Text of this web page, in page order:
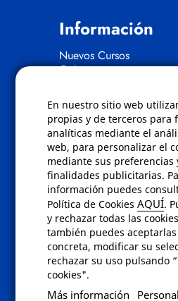
En nuestro sitio web
propias y de terceros para
analíticas mediante el
web, para personalizar el
mediante sus preferencias
finalidades publicitarias.
información puedes
Política de CookiesAQUÍ.
y rechazar todas las
también puedes
concreta, modificar su
rechazar su uso pulsando
cookies".
Más información
Información
Nuevos Cursos
Quienes somos
Políticas
Condiciones de compra
Aviso de privacidad
Cookies
Bajas comunicados
Derecho de desistimiento
Preguntas frecuentes
Contacto
Envíanos un email a
bien rellena nuestro